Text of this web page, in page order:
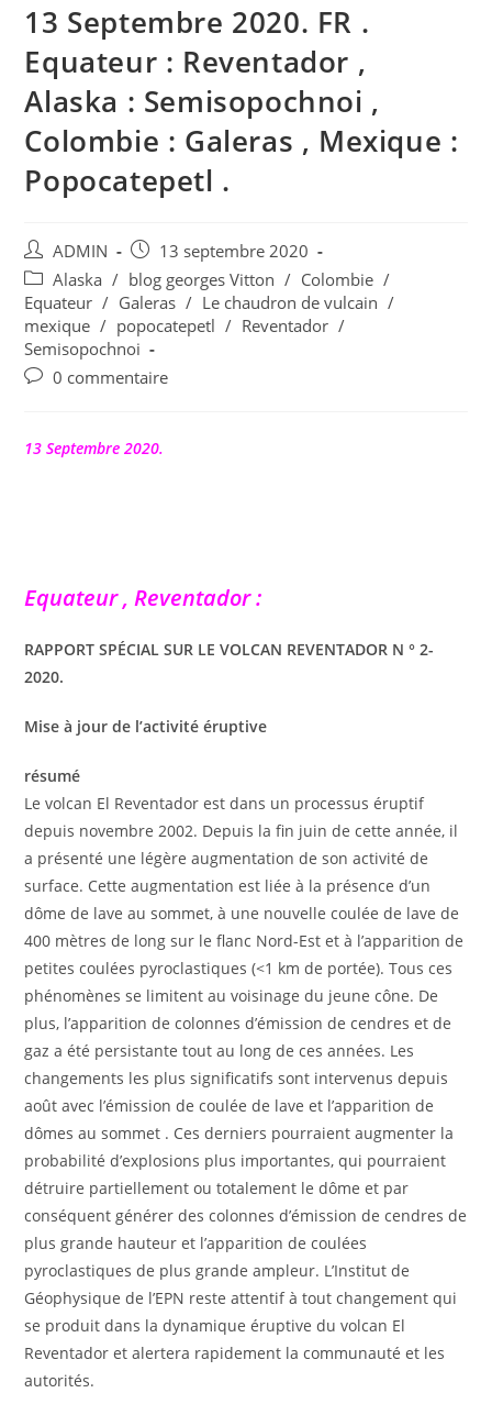
13 Septembre 2020. FR .
Equateur : Reventador ,
Alaska : Semisopochnoi ,
Colombie : Galeras , Mexique :
Popocatepetl .
Auteur/autrice
de
la
publication :
ADMIN
Publication
publiée :
13 septembre 2020
Post
category:
Alaska / blog georges Vitton / Colombie /
Equateur / Galeras / Le chaudron de vulcain /
mexique / popocatepetl / Reventador /
Semisopochnoi
Commentaires
publication :
0 commentaire
13 Septembre 2020.
Equateur , Reventador :
RAPPORT SPÉCIAL SUR LE VOLCAN REVENTADOR N ° 2-
2020.
Mise à jour de l’activité éruptive
résumé
Le volcan El Reventador est dans un processus éruptif
depuis novembre 2002. Depuis la fin juin de cette année, il
a présenté une légère augmentation de son activité de
surface. Cette augmentation est liée à la présence d’un
dôme de lave au sommet, à une nouvelle coulée de lave de
400 mètres de long sur le flanc Nord-Est et à l’apparition de
petites coulées pyroclastiques (<1 km de portée). Tous ces
phénomènes se limitent au voisinage du jeune cône. De
plus, l’apparition de colonnes d’émission de cendres et de
gaz a été persistante tout au long de ces années. Les
changements les plus significatifs sont intervenus depuis
août avec l’émission de coulée de lave et l’apparition de
dômes au sommet . Ces derniers pourraient augmenter la
probabilité d’explosions plus importantes, qui pourraient
détruire partiellement ou totalement le dôme et par
conséquent générer des colonnes d’émission de cendres de
plus grande hauteur et l’apparition de coulées
pyroclastiques de plus grande ampleur. L’Institut de
Géophysique de l’EPN reste attentif à tout changement qui
se produit dans la dynamique éruptive du volcan El
Reventador et alertera rapidement la communauté et les
autorités.